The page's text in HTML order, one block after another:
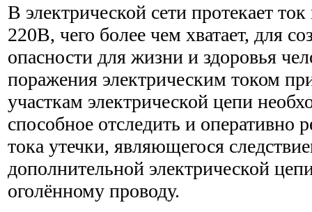
В электрической сети протекает
220В, чего более чем хватает, для
опасности для жизни и здоровья
поражения электрическим током
участкам электрической цепи
способное отследить и оперативно
тока утечки, являющегося
дополнительной электрической
оголённому проводу.